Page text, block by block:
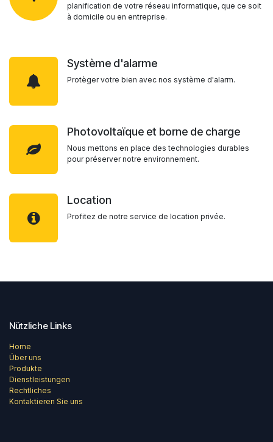
planification de votre réseau informatique, que ce soit
à domicile ou en entreprise.
Système d'alarme
Protèger votre bien avec nos système d'alarm.
Photovoltaïque et borne de charge
Nous mettons en place des technologies durables
pour préserver notre environnement.
Location
Profitez de notre service de location privée.
Nützliche Links
Home
Über uns
Produkte
Dienstleistungen
Rechtliches
Kontaktieren Sie uns